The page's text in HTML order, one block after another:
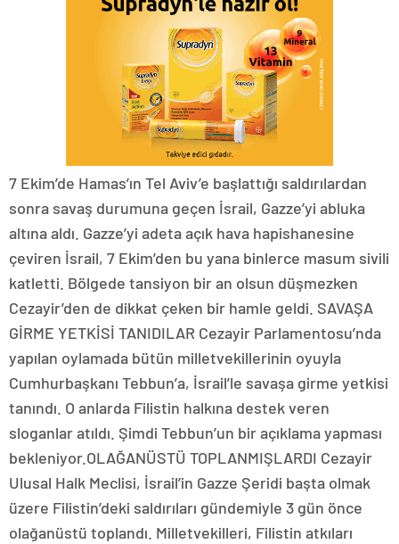
7 Ekim’de Hamas’ın Tel Aviv’e başlattığı saldırılardan
sonra savaş durumuna geçen İsrail, Gazze’yi abluka
altına aldı. Gazze’yi adeta açık hava hapishanesine
çeviren İsrail, 7 Ekim’den bu yana binlerce masum sivili
katletti. Bölgede tansiyon bir an olsun düşmezken
Cezayir’den de dikkat çeken bir hamle geldi. SAVAŞA
GİRME YETKİSİ TANIDILAR Cezayir Parlamentosu’nda
yapılan oylamada bütün milletvekillerinin oyuyla
Cumhurbaşkanı Tebbun’a, İsrail’le savaşa girme yetkisi
tanındı. O anlarda Filistin halkına destek veren
sloganlar atıldı. Şimdi Tebbun’un bir açıklama yapması
bekleniyor.OLAĞANÜSTÜ TOPLANMIŞLARDI Cezayir
Ulusal Halk Meclisi, İsrail’in Gazze Şeridi başta olmak
üzere Filistin’deki saldırıları gündemiyle 3 gün önce
olağanüstü toplandı. Milletvekilleri, Filistin atkıları